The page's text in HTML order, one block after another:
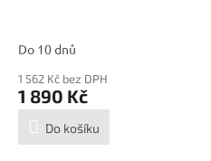
Do 10 dnů
1 562 Kč bez DPH
1 890 Kč
Do košíku